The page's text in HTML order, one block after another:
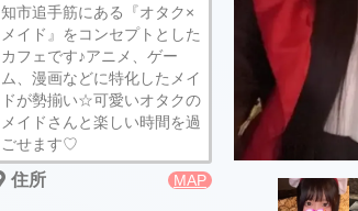
知市追手筋にある『オタク×
メイド』をコンセプトとした
カフェです♪アニメ、ゲー
ム、漫画などに特化したメイ
ドが勢揃い☆可愛いオタクの
メイドさんと楽しい時間を過
ごせます♡
住所 MAP